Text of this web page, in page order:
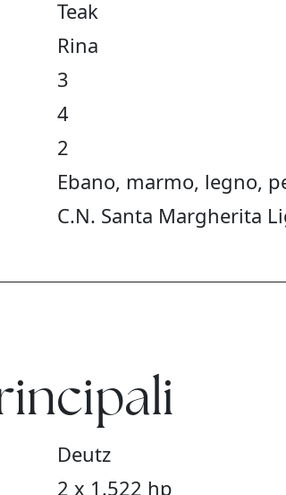
Teak
Rina
3
4
2
Ebano, marmo, legno,
C.N. Santa Margherita
Deutz
2 x 1.522 hp